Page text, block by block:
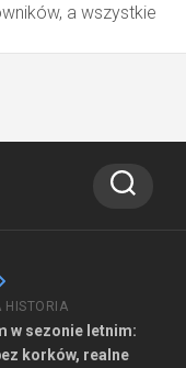
a wszystkie
HISTORIA
w sezonie letnim:
korków, realne